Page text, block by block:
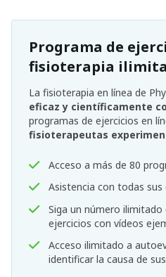
Programa de
fisioterapia
La fisioterapia en línea de
eficaz y científicamente
programas de ejercicios en
fisioterapeutas
Acceso a más de 80
Asistencia con todas sus
Siga un número ilimitado
ejercicios con vídeos
Acceso ilimitado a
identificar la causa de